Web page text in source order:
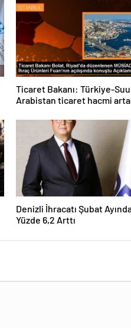
Ticaret Bakanı: Türkiye-
Arabistan ticaret hacmi
Denizli İhracatı Şubat
Yüzde 6,2 Arttı